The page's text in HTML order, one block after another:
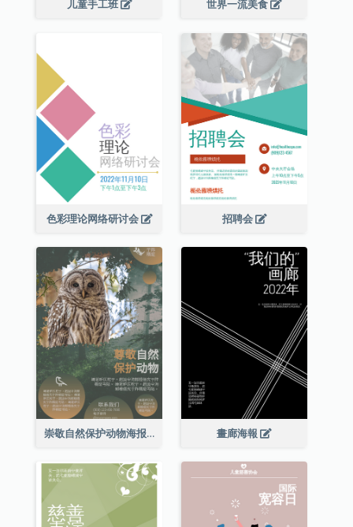
儿童手工班 世界一流美食
色彩理论网络研讨会 招聘会
崇敬自然保护动物海报 畫廊海報